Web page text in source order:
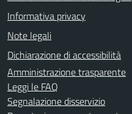
Informativa privacy
Note legali
Dichiarazione di accessibilità
Amministrazione trasparente
Leggi le FAQ
Segnalazione disservizio